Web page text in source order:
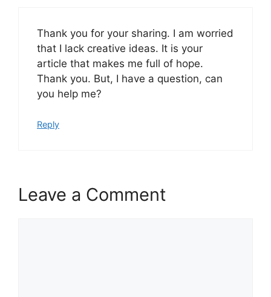
Thank you for your sharing. I am worried
that I lack creative ideas. It is your
article that makes me full of hope.
Thank you. But, I have a question, can
you help me?
Reply
Leave a Comment